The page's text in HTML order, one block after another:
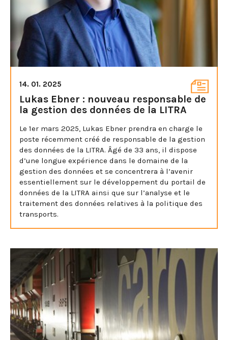
14. 01. 2025
Lukas Ebner : nouveau responsable de
la gestion des données de la LITRA
Le 1er mars 2025, Lukas Ebner prendra en charge le
poste récemment créé de responsable de la gestion
des données de la LITRA. Âgé de 33 ans, il dispose
d’une longue expérience dans le domaine de la
gestion des données et se concentrera à l’avenir
essentiellement sur le développement du portail de
données de la LITRA ainsi que sur l’analyse et le
traitement des données relatives à la politique des
transports.